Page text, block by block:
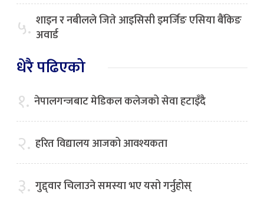
५. शाइन र नबीलले जिते आइसिसी इमर्जिङ एसिया बैंकिङ
अवार्ड
धेरै पढिएको
१. नेपालगन्जबाट मेडिकल कलेजको सेवा हटाइँदै
२. हरित विद्यालय आजको आवश्यकता
३. गुद्द्वार चिलाउने समस्या भए यसो गर्नुहोस्